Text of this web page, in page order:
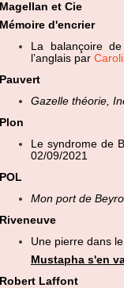
Magellan et Cie
Mémoire d'encrier
La balançoire
l’anglais par
Pauvert
Gazelle théorie,
Plon
Le syndrome de
02/09/2021
POL
Mon port de
Riveneuve
Une pierre dans
Mustapha s'en
Robert Laffont